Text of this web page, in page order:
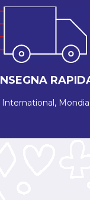
International,